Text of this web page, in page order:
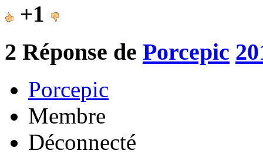
+1
2 Réponse de Porcepic
Porcepic
Membre
Déconnecté